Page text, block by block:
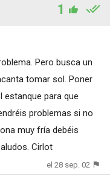
1
Pero busca un
tomar sol. Poner
estanque para que
problemas si no
muy fría debéis
Cirlot
el 28 sep. 02